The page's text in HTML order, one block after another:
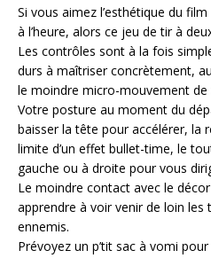
Si vous aimez l’esthétique du film
à l’heure, alors ce jeu de tir à
Les contrôles sont à la fois
durs à maîtriser concrètement,
le moindre micro-mouvement de
Votre posture au moment du
baisser la tête pour accélérer, la
limite d’un effet bullet-time, le
gauche ou à droite pour vous
Le moindre contact avec le
apprendre à voir venir de loin les
ennemis.
Prévoyez un p’tit sac à vomi